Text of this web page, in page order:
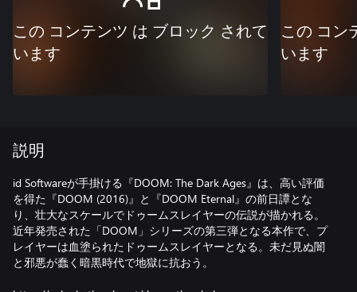
この コンテンツ は ブロック されて
います
この コン
います
説明
id Softwareが手掛ける『DOOM: The Dark Ages』は、高い評価
を得た『DOOM (2016)』と『DOOM Eternal』の前日譚とな
り、壮大なスケールでドゥームスレイヤーの伝説が描かれる。
近年発売された「DOOM」シリーズの第三弾となる本作で、プ
レイヤーは血塗られたドゥームスレイヤーとなる。未だ見ぬ闇
と邪悪が蠢く暗黒時代で地獄に抗おう。